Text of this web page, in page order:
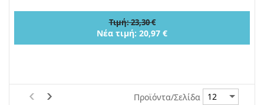
Τιμή: 23,30 €
Νέα τιμή: 20,97 €
Προϊόντα/Σελίδα